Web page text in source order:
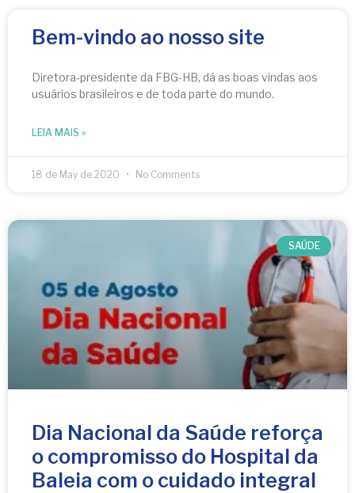
Bem-vindo ao nosso site
Diretora-presidente da FBG-HB, dá as boas vindas aos
usuários brasileiros e de toda parte do mundo.
LEIA MAIS »
18 de May de 2020 No Comments
SAÚDE
Dia Nacional da Saúde reforça
o compromisso do Hospital da
Baleia com o cuidado integral